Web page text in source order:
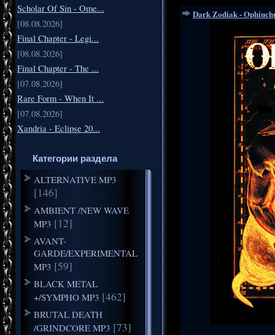
Scholar Of Sin - Ome...
[08.08.2026]
Final Chapter - Legi...
[08.08.2026]
Final Chapter - The ...
[07.08.2026]
Rare Form - When It ...
[07.08.2026]
Xandria - Eclipse 20...
Категории раздела
ALTERNATIVE MP3
[146]
AMBIENT /NEW WAVE
MP3 [12]
AVANT-
GARDE/EXPERIMENTAL
MP3 [59]
BLACK METAL
+/SYMPHO MP3 [462]
BRUTAL DEATH
/GRINDCORE MP3 [73]
Dark Zodiak -